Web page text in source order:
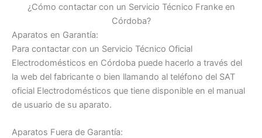
¿Cómo contactar con un Servicio Técnico Franke en
Córdoba?
Aparatos en Garantía:
Para contactar con un Servicio Técnico Oficial
Electrodomésticos en Córdoba puede hacerlo a través del
la web del fabricante o bien llamando al teléfono del SAT
oficial Electrodomésticos que tiene disponible en el manual
de usuario de su aparato.
Aparatos Fuera de Garantía: